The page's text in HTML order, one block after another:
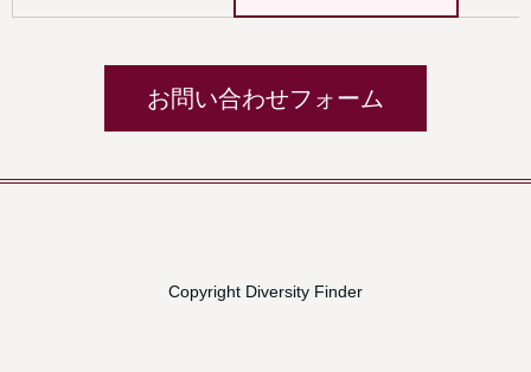
お問い合わせフォーム
Copyright Diversity Finder